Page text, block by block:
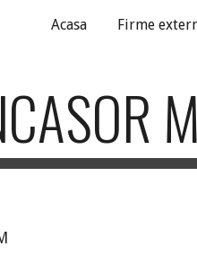
Skip to main content
Acasa Firme